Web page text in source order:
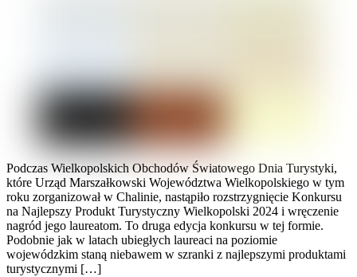
Podczas Wielkopolskich Obchodów Światowego Dnia Turystyki,
które Urząd Marszałkowski Województwa Wielkopolskiego w tym
roku zorganizował w Chalinie, nastąpiło rozstrzygnięcie Konkursu
na Najlepszy Produkt Turystyczny Wielkopolski 2024 i wręczenie
nagród jego laureatom. To druga edycja konkursu w tej formie.
Podobnie jak w latach ubiegłych laureaci na poziomie
wojewódzkim staną niebawem w szranki z najlepszymi produktami
turystycznymi […]